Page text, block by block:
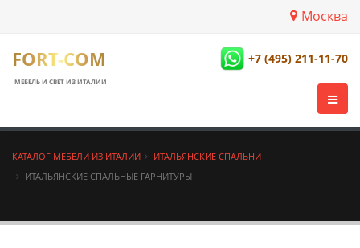
Москва
FORT-COM
МЕБЕЛЬ И СВЕТ ИЗ ИТАЛИИ
+7 (495) 211-11-70
КАТАЛОГ МЕБЕЛИ ИЗ ИТАЛИИ
ИТАЛЬЯНСКИЕ СПАЛЬНИ
ИТАЛЬЯНСКИЕ СПАЛЬНЫЕ ГАРНИТУРЫ